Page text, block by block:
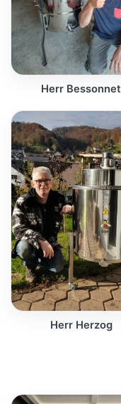
Herr Bessonnet
Herr Herzog